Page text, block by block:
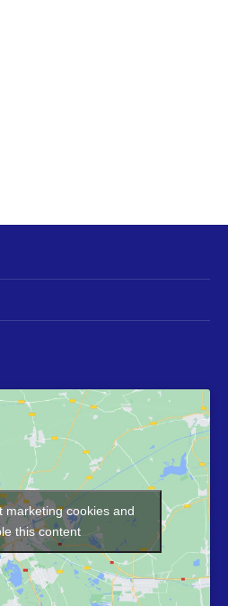
marketing cookies and
this content